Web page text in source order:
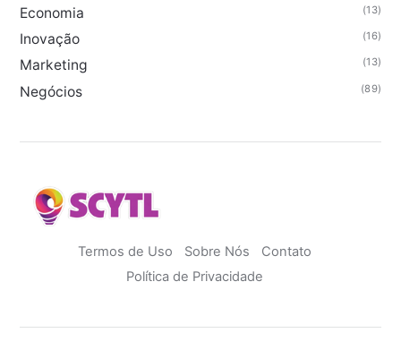
Economia (13)
Inovação (16)
Marketing (13)
Negócios (89)
Termos de Uso Sobre Nós
Contato
Política de Privacidade